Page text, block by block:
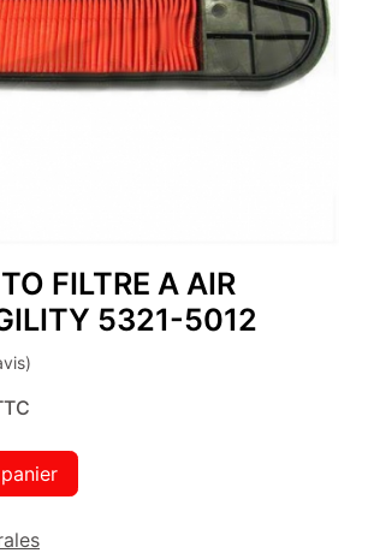
FILTRE A AIR
5321-5012